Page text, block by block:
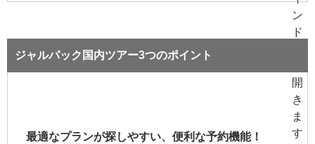
ジャルパック国内ツアー3つのポイント
最適なプランが探しやすい、便利な予約機能！